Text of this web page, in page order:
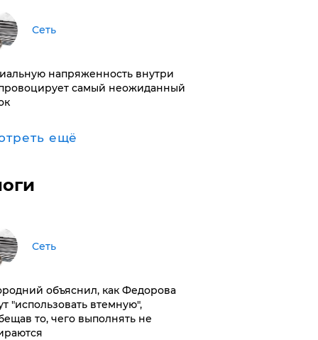
Сеть
напряженность внутри
самый неожиданный
ещё
Сеть
объяснил, как Федорова
"использовать втемную",
то, чего выполнять не